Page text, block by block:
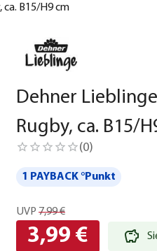
ca. B15/H9 cm
Dehner
Rugby, ca. B15/
(0)
1 PAYBACK °Punkt
UVP 7,99 €
3,99 €